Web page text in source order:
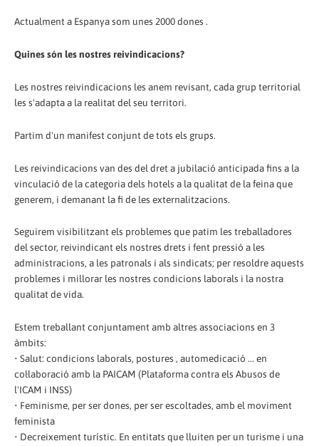
Actualment a Espanya som unes 2000 dones .
Quines són les nostres reivindicacions?
Les nostres reivindicacions les anem revisant, cada grup territorial
les s'adapta a la realitat del seu territori.
Partim d'un manifest conjunt de tots els grups.
Les reivindicacions van des del dret a jubilació anticipada fins a la
vinculació de la categoria dels hotels a la qualitat de la feina que
generem, i demanant la fi de les externalitzacions.
Seguirem visibilitzant els problemes que patim les treballadores
del sector, reivindicant els nostres drets i fent pressió a les
administracions, a les patronals i als sindicats; per resoldre aquests
problemes i millorar les nostres condicions laborals i la nostra
qualitat de vida.
Estem treballant conjuntament amb altres associacions en 3
àmbits:
• Salut: condicions laborals, postures , automedicació ... en
col·laboració amb la PAICAM (Plataforma contra els Abusos de
l'ICAM i INSS)
• Feminisme, per ser dones, per ser escoltades, amb el moviment
feminista
• Decreixement turístic. En entitats que lluiten per un turisme i una